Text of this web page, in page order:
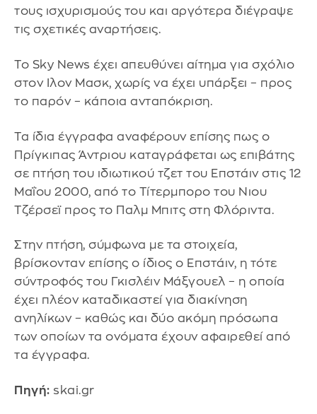
τους ισχυρισμούς του και αργότερα διέγραψε
τις σχετικές αναρτήσεις.
Το Sky News έχει απευθύνει αίτημα για σχόλιο
στον Ιλον Μασκ, χωρίς να έχει υπάρξει – προς
το παρόν – κάποια ανταπόκριση.
Τα ίδια έγγραφα αναφέρουν επίσης πως ο
Πρίγκιπας Άντριου καταγράφεται ως επιβάτης
σε πτήση του ιδιωτικού τζετ του Επστάιν στις 12
Μαΐου 2000, από το Τίτερμπορο του Νιου
Τζέρσεϊ προς το Παλμ Μπιτς στη Φλόριντα.
Στην πτήση, σύμφωνα με τα στοιχεία,
βρίσκονταν επίσης ο ίδιος ο Επστάιν, η τότε
σύντροφός του Γκισλέιν Μάξγουελ – η οποία
έχει πλέον καταδικαστεί για διακίνηση
ανηλίκων – καθώς και δύο ακόμη πρόσωπα
των οποίων τα ονόματα έχουν αφαιρεθεί από
τα έγγραφα.
Πηγή: skai.gr